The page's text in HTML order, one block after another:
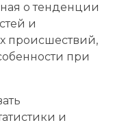
о тенденции
и
происшествий,
при
и